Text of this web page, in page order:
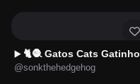
▶️ 🐈🧶 Gatos Cats Gatinho 😺
@sonkthehedgehog